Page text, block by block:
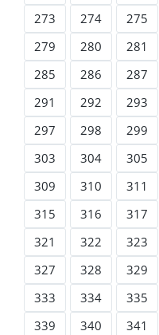
273
274 275
279
280 281
285
286 287
291
292 293
297
298 299
303
304 305
309
310 311
315
316 317
321
322 323
327
328 329
333
334 335
339
340 341